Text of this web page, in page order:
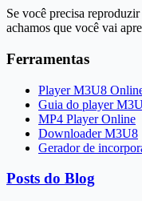
Se você precisa
achamos que você vai
Ferramentas
Player M3U8
Guia do player
MP4 Player Online
Downloader M3U8
Gerador de
Posts do Blog